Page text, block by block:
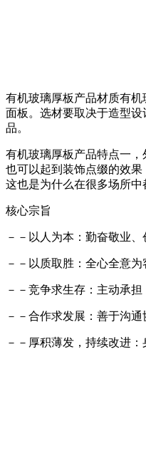
有机玻璃厚板产品材质有
面板。选材要取决于造型
品。
有机玻璃厚板产品特点一
也可以起到装饰点缀的效
这也是为什么在很多场所中
核心宗旨
－－以人为本：勤奋敬业、
－－以质取胜：全心全意为
－－竞争求生存：主动承担
－－合作求发展：善于沟
－－厚积薄发，持续改进